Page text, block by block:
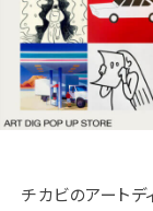
チカビのアートデ